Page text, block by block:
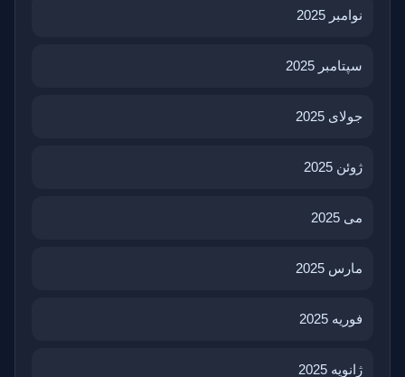
نوامبر 2025
سپتامبر 2025
جولای 2025
ژوئن 2025
می 2025
مارس 2025
فوریه 2025
ژانویه 2025